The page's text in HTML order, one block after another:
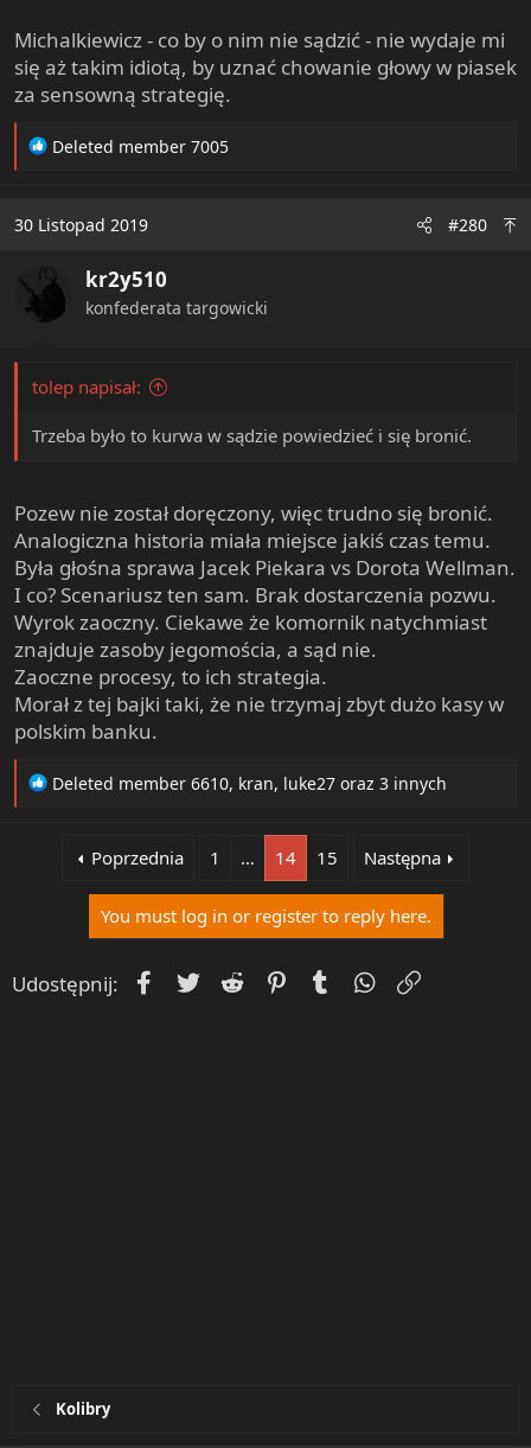
Michalkiewicz - co by o nim nie sądzić - nie wydaje mi
się aż takim idiotą, by uznać chowanie głowy w piasek
za sensowną strategię.
R
t
o
s
Deleted member 7005
30 Listopad 2019 #280
kr2y510
konfederata targowicki
tolep napisał:
Trzeba było to kurwa w sądzie powiedzieć i się bronić.
Pozew nie został doręczony, więc trudno się bronić.
Analogiczna historia miała miejsce jakiś czas temu.
Była głośna sprawa Jacek Piekara vs Dorota Wellman.
I co? Scenariusz ten sam. Brak dostarczenia pozwu.
Wyrok zaoczny. Ciekawe że komornik natychmiast
znajduje zasoby jegomościa, a sąd nie.
Zaoczne procesy, to ich strategia.
Morał z tej bajki taki, że nie trzymaj zbyt dużo kasy w
polskim banku.
R
:
Deleted member 6610, kran, luke27 oraz 3 innych
Poprzednia 1 … 14 15 Następna
You must log in or register to reply here.
Udostępnij: Facebook
Twitter Reddit PinterestTumblrWhatsApp
Kolibry